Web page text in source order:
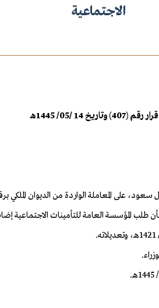
الاجتماعية
قرار رقم (407) وتاريخ 14 /05/ 1445هـ